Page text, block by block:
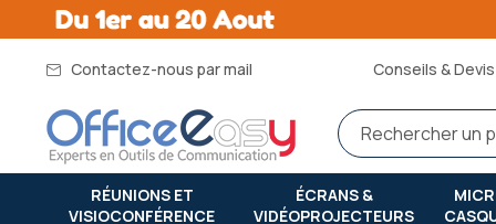
Contactez-nous par mail Conseils &
RÉUNIONS ET
VISIOCONFÉRENCE
ÉCRANS &
VIDÉOPROJECTEURS